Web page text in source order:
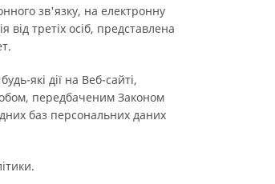
зв'язку, на електронну
третіх осіб, представлена
які дії на Веб-сайті,
передбаченим Законом
баз персональних даних